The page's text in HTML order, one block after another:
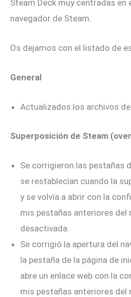
Steam Deck muy centradas en
navegador de Steam.
Os dejamos con el listado de
General
Actualizados los archivos
Superposición de Steam
Se corrigieron las pestañas
se restablecían cuando la
y se volvía a abrir con la
mis pestañas anteriores del
desactivada.
Se corrigió la apertura del
la pestaña de la página de
abre un enlace web con la
mis pestañas anteriores del